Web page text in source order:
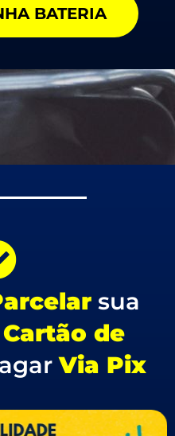
BATERIA
sua
Cartão de
Via Pix